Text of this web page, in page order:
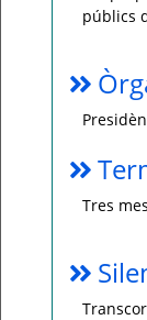
públics
Tres